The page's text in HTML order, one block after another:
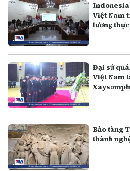
Indonesia
Việt Nam
lương thực
Đại sứ
Việt Nam
Bảo tàng
thành